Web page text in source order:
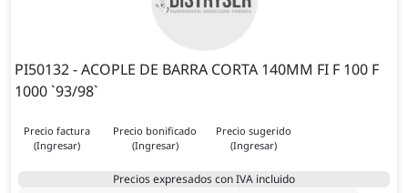
PI50132 - ACOPLE DE BARRA CORTA 140MM FI F 100 F
1000 `93/98`
Precio factura
(Ingresar)
Precio bonificado
(Ingresar)
Precio sugerido
(Ingresar)
Precios expresados con IVA incluido